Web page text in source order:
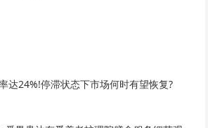
达24%!停滞状态下市场何时有望恢复?